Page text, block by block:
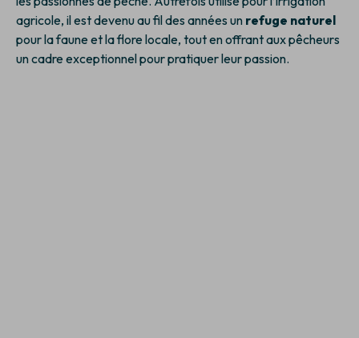
agricole, il est devenu au fil des années un refuge naturel
pour la faune et la flore locale, tout en offrant aux pêcheurs
un cadre exceptionnel pour pratiquer leur passion.